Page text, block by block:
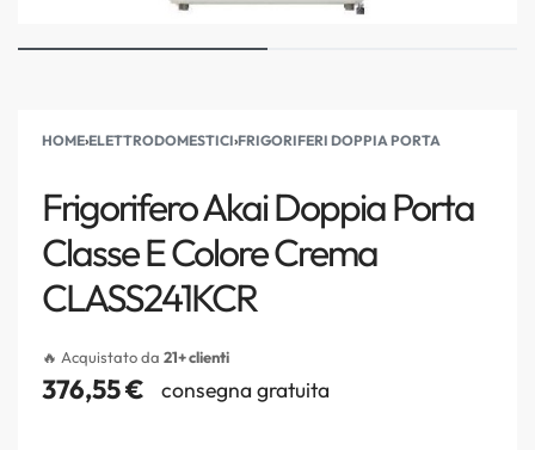
HOME›ELETTRODOMESTICI›FRIGORIFERI DOPPIA PORTA
Frigorifero Akai Doppia Porta
Classe E Colore Crema
CLASS241KCR
🔥 Acquistato da 21+ clienti
376,55€ consegna gratuita